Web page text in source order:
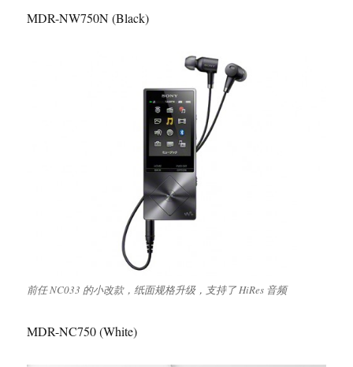
MDR-NW750N (Black)
前任 NC033 的小改款，纸面规格升级，支持了 HiRes 音频
MDR-NC750 (White)